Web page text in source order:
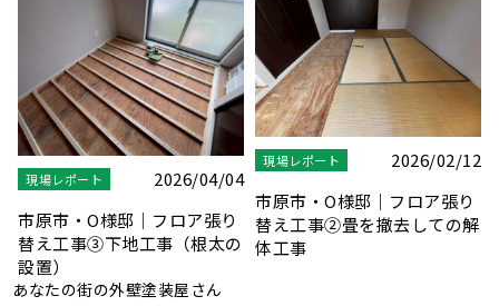
お知らせ
2026/08/01
夏季休業のお知らせ
現場レポート
2026/07/26
市原市・O様邸｜フロア張り
替え工事④フローリング工事
あなたの街の外壁塗装屋さん